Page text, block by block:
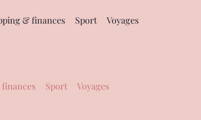
& finances Sport Voyages
Sport Voyages